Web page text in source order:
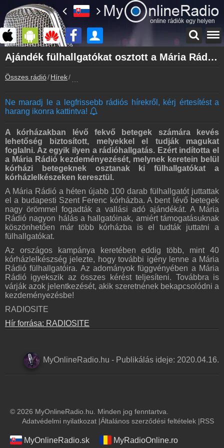
Főoldal
myonlineradio.hu
Bejelentkezés
Kapcsolat
Írj nekünk!
Partnerek
Rádiós partnerek
Rádió beágyazás
Ágyazd be weboldaladba
Készítés lépésről lépésre
Ajándék fülhallgatókat osztott a Mária Rádió a Szent Ferenc kórház betegeinek
Összes rádió Hírek
Ne maradj le a legfrissebb rádiós hírekről, kérj értesítést a
harang ikonra kattintva!
A kórházakban lévő fekvő betegek számára kevés
lehetőség biztosított, melyekkel el tudják magukat
foglalni. Az egyik ilyen a rádióhallgatás. Ezért indította el
a Mária Rádió kezdeményezését, melynek keretein belül
kórházi betegeknek osztanak ki fülhallgatókat a
kórházlelkészeken keresztül.
A Mária Rádió a héten újabb 100 darab fülhallgatót juttattak
el a budapesti Szent Ferenc kórházba. A bent lévő betegek
nagy örömmel fogadták a vallási adó ajándékát. A Mária
Rádió nagyon hálás a hallgatóinak, amiért támogatásuknak
köszönhetően már több kórházba is el tudták juttatni a
fülhallgatókat.
Az országos kampánya keretében eddig több, mint 40
kórházlelkészség jelezte, hogy további igény lenne a Mária
Rádió fülhallgatóira. Az adományok függvényében a Mária
Rádió igyekszik az összes kérést teljesíteni. Továbbra is
várják azok jelentkezését, akik szeretnének bekapcsolódni a
kezdeményezésbe!
RADIOSITE
Hír forrása: RADIOSITE
MyOnlineRadio.hu - Publikálás ideje: 2020.04.16.
© 2026 MyOnlineRadio.hu. Minden jog fenntartva.
Adatvédelmi nyilatkozat |Általános szerződési feltételek |RSS
MyOnlineRadio.sk MyRadioOnline.ro